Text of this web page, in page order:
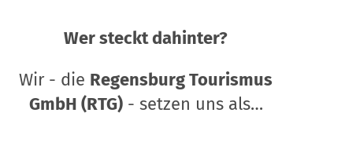
Wer steckt dahinter?
Wir - die Regensburg Tourismus
GmbH (RTG)- setzen uns als…